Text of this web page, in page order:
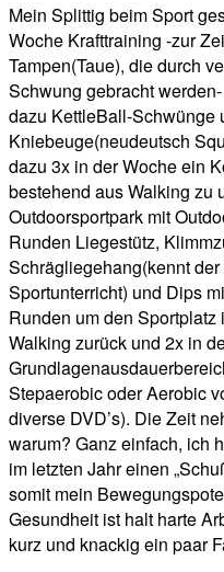
Mein Splittig beim Sport
Woche Krafttraining -zur
Tampen(Taue), die durch
Schwung gebracht
dazu KettleBall-Schwünge
Kniebeuge(neudeutsch
dazu 3x in der Woche ein
bestehend aus Walking zu
Outdoorsportpark mit
Runden Liegestütz,
Schrägliegehang(kennt
Sportunterricht) und Dips
Runden um den
Walking zurück und 2x in
Stepaerobic oder Aerobic
diverse DVD’s). Die Zeit
warum? Ganz einfach, ich
im letzten Jahr einen
somit mein
Gesundheit ist halt harte
kurz und knackig ein paar